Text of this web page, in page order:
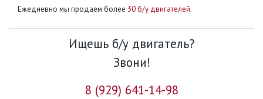
Ежедневно мы продаем более 30 б/у двигателей.
Ищешь б/у двигатель?
Звони!
8 (929) 641-14-98